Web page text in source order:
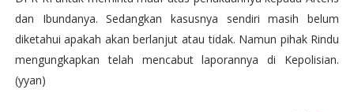
dan Ibundanya. Sedangkan kasusnya sendiri masih belum
diketahui apakah akan berlanjut atau tidak. Namun pihak Rindu
mengungkapkan telah mencabut laporannya di Kepolisian.
(yyan)